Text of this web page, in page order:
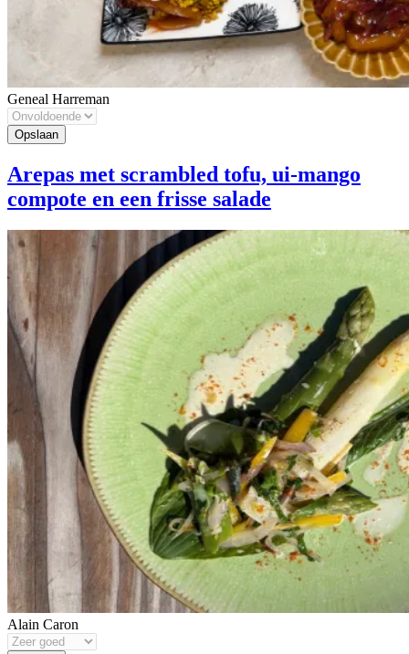
Geneal Harreman
Arepas met scrambled tofu, ui-mango
compote en een frisse salade
Alain Caron